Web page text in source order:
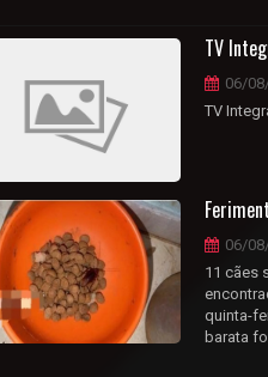
TV
06/
TV
06/
11 cães
quinta-
barata